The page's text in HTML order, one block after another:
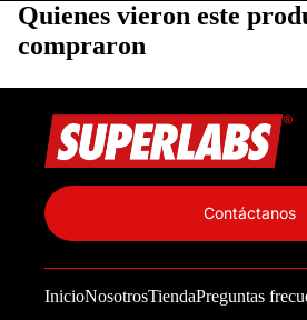
Quienes vieron este
compraron
InicioNosotrosTiendaPreguntas
Contáctanos
Información de contacto
Política de reembolso
Términos del servicio
Política de envío